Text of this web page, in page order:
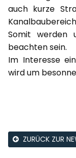
auch kurze
Somit werden
beachten sein.
Im Interesse
wird um
ZURÜCK ZUR